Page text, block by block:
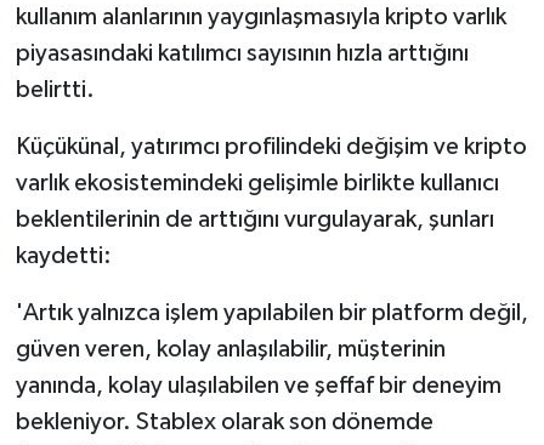
kullanım alanlarının yaygınlaşmasıyla kripto varlık
piyasasındaki katılımcı sayısının hızla arttığını
belirtti.
Küçükünal, yatırımcı profilindeki değişim ve kripto
varlık ekosistemindeki gelişimle birlikte kullanıcı
beklentilerinin de arttığını vurgulayarak, şunları
kaydetti:
'Artık yalnızca işlem yapılabilen bir platform değil,
güven veren, kolay anlaşılabilir, müşterinin
yanında, kolay ulaşılabilen ve şeffaf bir deneyim
bekleniyor. Stablex olarak son dönemde